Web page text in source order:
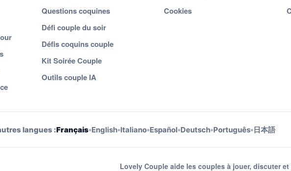
Questions coquines
Défi couple du soir
Défis coquins couple
Kit Soirée Couple
Outils couple IA
Cookies
langues :Français•English•Italiano•Español•Deutsch•Português•日本語
Lovely Couple aide les couples à jouer, discuter